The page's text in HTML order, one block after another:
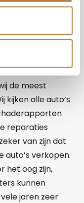
van
personeel
wat uw
vinden.
en ons
de meest
kijken alle auto’s
reparaties
van zijn dat
auto’s verkopen.
het oog zijn,
kunnen
jaren zeer